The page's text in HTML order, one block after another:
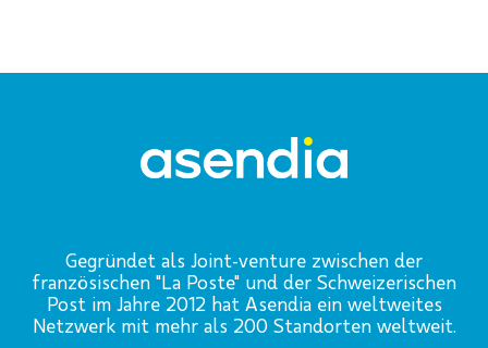
Gegründet als Joint-venture zwischen der
französischen "La Poste" und der Schweizerischen
Post im Jahre 2012 hat Asendia ein weltweites
Netzwerk mit mehr als 200 Standorten weltweit.